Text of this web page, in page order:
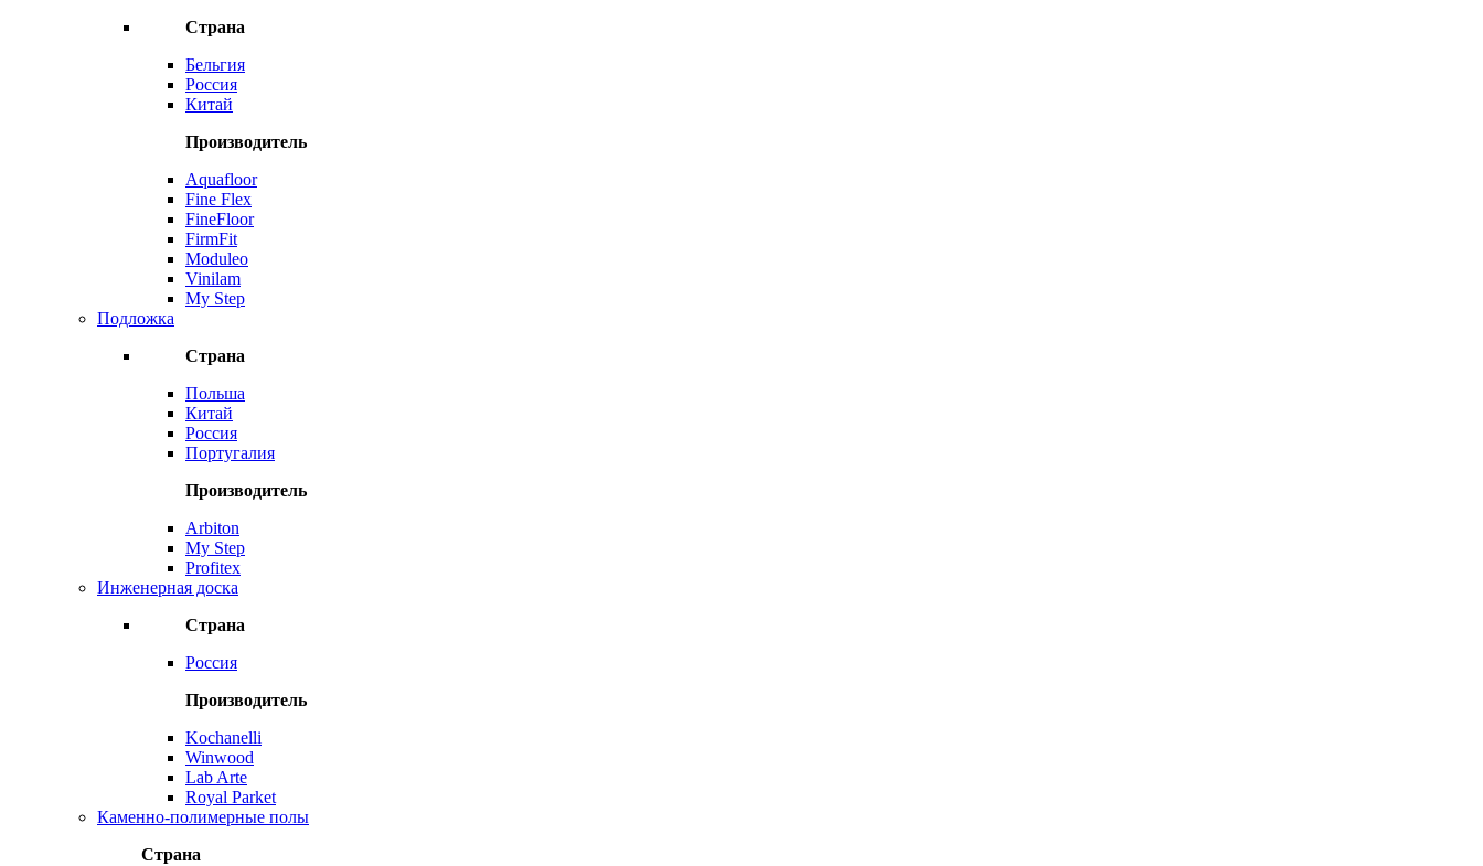
Страна
Бельгия
Россия
Китай
Производитель
Aquafloor
Fine Flex
FineFloor
FirmFit
Moduleo
Vinilam
My Step
Подложка
Страна
Польша
Китай
Россия
Португалия
Производитель
Arbiton
My Step
Profitex
Инженерная доска
Страна
Россия
Производитель
Kochanelli
Winwood
Lab Arte
Royal Parket
Каменно-полимерные полы
Страна